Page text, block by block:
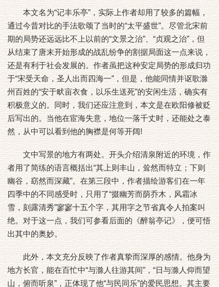
本文名为“记丰乐亭”，实际上作者却用了较多的篇幅，
通过今昔对比的手法歌颂了当时的“太平盛世”。尽管北宋前
期的局势还远远比不上以前的“文景之治”、“贞观之治”，但
从结束了唐末开始形成的战乱纷争的割据局面这一点来说，
还是有利于社会发展的。作者虽把这种安定局势的形成归功
于“宋受天命，圣人出而四海一”，但是，他能同情并讴歌滁
州百姓的“安于畎亩衣食，以乐生送死”的安闲生活，确实有
积极意义的。同时，我们还应注意到，本文是在欧阳修被贬
后写出的。当他在宦海失意，地位一落千丈时，还能处之泰
然，从中可以看到他的胸襟是何等开阔!
文中写景的地方有两处。开头介绍清泉附近的环境，作
者用了简练的语言概括出“其上则丰山，耸然而特立；下则
幽谷，窈然而深藏”。在第三段中，作者描绘游客们在一年
四季中的不同感受时，只用了“掇幽芳而荫乔木，风霜冰
雪，刻露清秀”寥寥十五个字，其用字之节省真令人拍案叫
绝。对于这一点，我们可参看后面的《醉翁亭记》，便可悟
出其中的奥妙。
此外，本文充分反映了作者真挚而深厚的感情。他身为
地方长官，能在百忙中“与滁人往游其间”，“日与滁人仰而望
山，俯而听泉”，正体现了他“与民同乐”的爱民思想。其主要